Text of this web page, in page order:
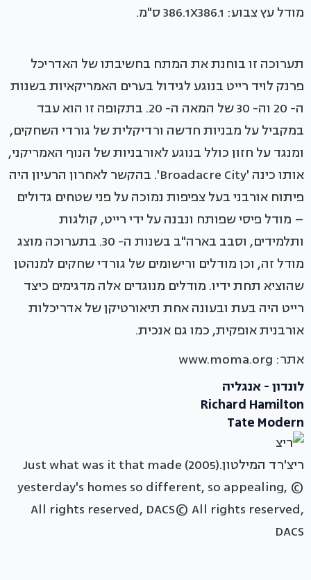
מודל עץ צבוע: 386.1X386.1 ס"מ.
תערוכה זו בוחנת את המתח בחשיבתו של האדריכל
פרנק לויד רייט בנוגע לגידול בערים האמריקאיות בשנות
ה- 20 וה- 30 של המאה ה- 20. בתקופה זו הוא עבד
במקביל על מבניות חדשה ורדיקלית של גורדי השחקים,
ומנגד על חזון כולל בנוגע לאורבניות של הנוף האמריקני,
אותו כינה 'Broadacre City'. בהקשר לאחרון הרעיון היה
פיתוח אורבני בעל צפיפות נמוכה על פני שטחים גדולים
– מודל פיסי שפותח ונבנה על ידי רייט, קולגות
ותלמידים, וסבב בארה"ב בשנות ה- 30. בתערוכה מוצג
מודל זה, וכן מודלים ורישומים של גורדי שחקים למנהטן
שהוציא תחת ידיו. מודלים מנוגדים אלה מדגימים כיצד
רייט היה בעת ובעונה אחת תיאורטיקן של אדריכלות
אורבנית אופקית, כמו גם אנכית.
אתר: www.moma.org
לונדון - אנגליה
Richard Hamilton
Tate Modern
ריצ'רד המילטון.(2005) Just what was it that made
yesterday's homes so different, so appealing, ©
All rights reserved, DACS© All rights reserved,
DACS